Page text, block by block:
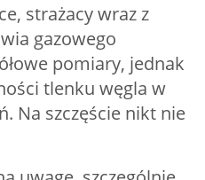
strażacy wraz z
gazowego
pomiary, jednak
tlenku węgla w
Na szczęście nikt nie